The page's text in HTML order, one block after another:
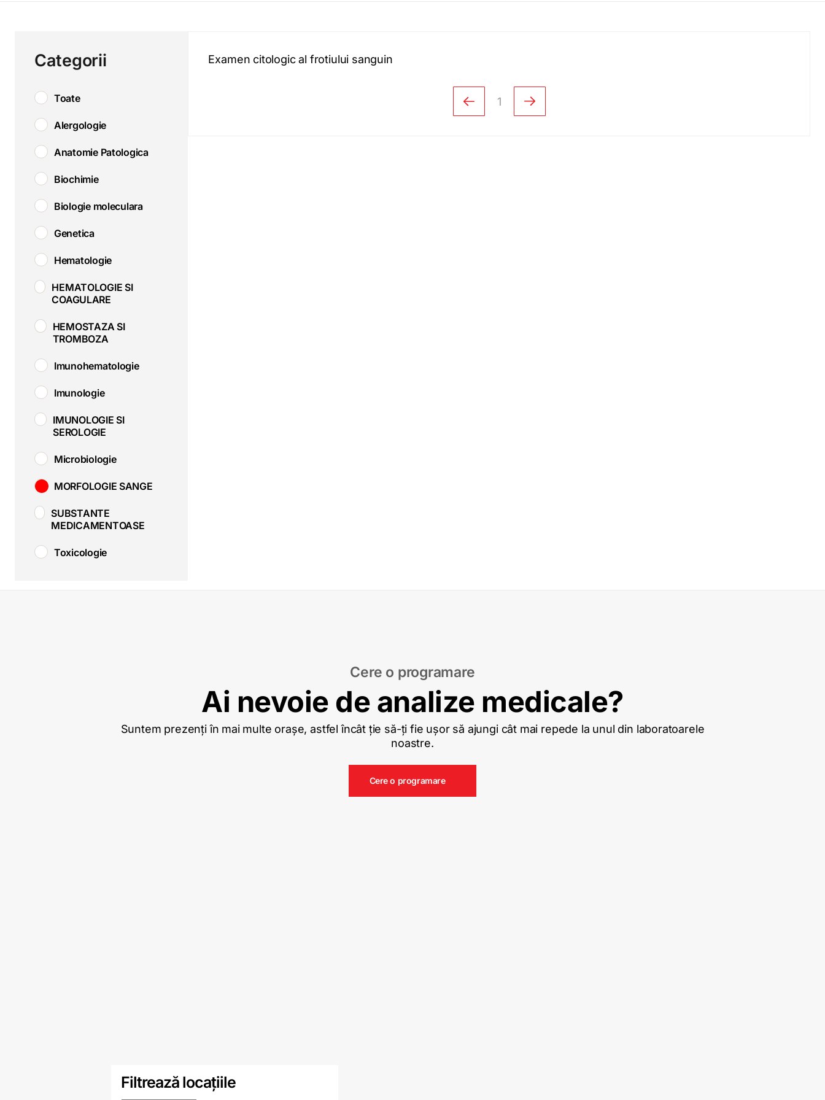
Categorii
Toate
Alergologie
Anatomie Patologica
Biochimie
Biologie moleculara
Genetica
Hematologie
HEMATOLOGIE SI
COAGULARE
HEMOSTAZA SI
TROMBOZA
Imunohematologie
Imunologie
IMUNOLOGIE SI
SEROLOGIE
Microbiologie
MORFOLOGIE SANGE
SUBSTANTE
MEDICAMENTOASE
Toxicologie
Examen citologic al frotiului sanguin
1
Cere o programare
Ai nevoie de analize medicale?
Suntem prezenți în mai multe orașe, astfel încât ție să-ți fie ușor să ajungi cât mai repede la unul din laboratoarele
noastre.
Cere o programare
Filtrează locațiile